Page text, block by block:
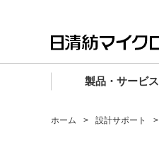
製品・サービス
ホーム 設計サポート